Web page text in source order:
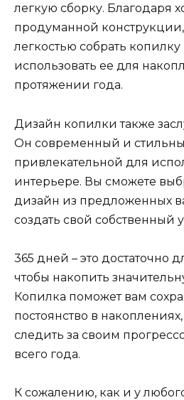
легкую сборку. Благодаря
продуманной
легкостью собрать копилку
использовать ее для
протяжении года.
Дизайн копилки также
Он современный и
привлекательной для
интерьере. Вы сможете
дизайн из предложенных
создать свой собственный
365 дней – это достаточно
чтобы накопить
Копилка поможет вам
постоянство в
следить за своим
всего года.
К сожалению, как и у